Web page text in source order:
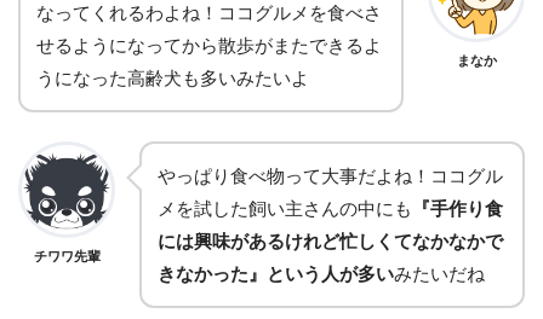
なってくれるわよね！ココグルメを食べさ
せるようになってから散歩がまたできるよ
うになった高齢犬も多いみたいよ
まなか
チワワ先輩
やっぱり食べ物って大事だよね！ココグル
メを試した飼い主さんの中にも
『手作り食
には興味があるけれど忙しくてなかなかで
きなかった』という人が多いみたいだね